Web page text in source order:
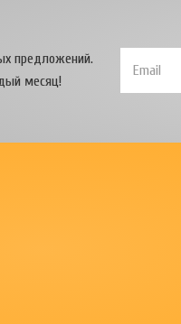
предложений.
месяц!